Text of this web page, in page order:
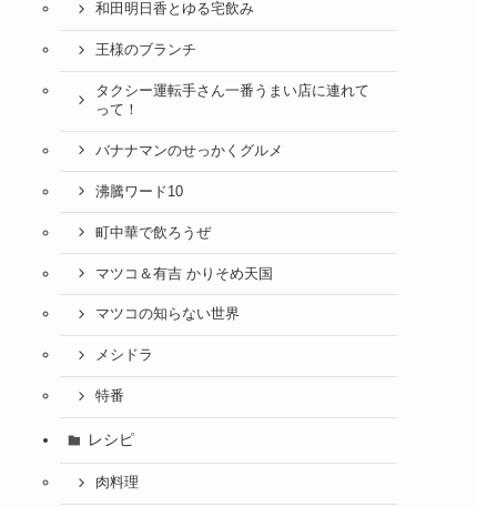
和田明日香とゆる宅飲み
王様のブランチ
タクシー運転手さん一番うまい店に連れて
って！
バナナマンのせっかくグルメ
沸騰ワード10
町中華で飲ろうぜ
マツコ＆有吉 かりそめ天国
マツコの知らない世界
メシドラ
特番
レシピ
肉料理